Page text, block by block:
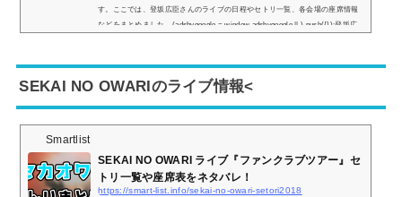
す。ここでは、登坂広臣さんのライブの日程やセトリ一覧、各会場の座席情報
などをまとめました。(adsbygoogle = window.adsbygoogle || ).push({});登坂広
ON4.CHAIN BREAKER5.OUTRO ～ECLIPSE DE LUNE～6.LUXE7.WASTED L
OVE8.EGO9.DIAMOND SUNSET10....
SEKAI NO OWARIのライブ情報<
Smartlist
SEKAI NO OWARI ライブ『ファンクラブツアー』セ
トリ一覧や座席表をネタバレ！
https://smart-list.info/sekai-no-owari-setori2018